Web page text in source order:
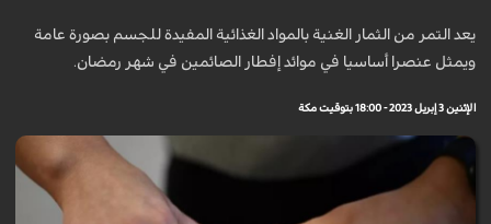
يعد التمر من الثمار الغنية بالمواد الغذائية المفيدة للجسم بصورة عامة
ويمثل عنصرا أساسيا في موائد إفطار الصائمين في شهر رمضان.
الإثنين 3 إبريل 2023 - 18:00 بتوقيت مكة